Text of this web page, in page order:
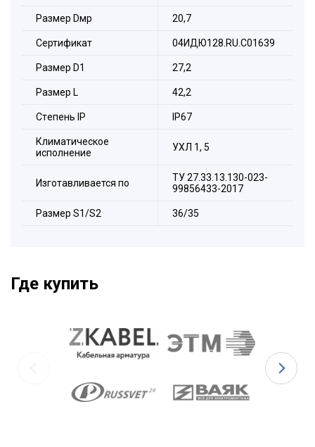
Состав комплекта:
1. Корпус.
2. Оконцеватели.
3. Уплотнители.
4. Накидные гайки.
Расшифровка обозначения элемента:
Размер Dмр 20,7
Сертификат 04ИДЮ128.RU.С01639
Размер D1 27,2
Размер L 42,2
Стeпень IP IP67
Климатическое
исполнение
УХЛ 1, 5
Изготавливается по
ТУ 27.33.13.130-023-
99856433-2017
Размер S1/S2 36/35
Где купить